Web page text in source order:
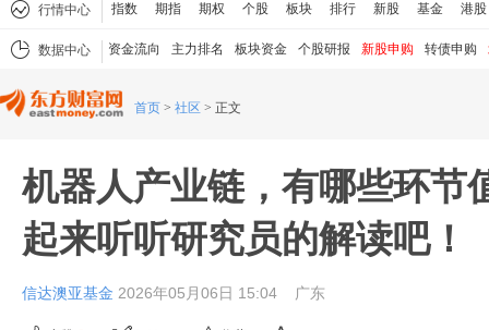
行情中心 指数 期指 期权 个股 板块 排行 新股 基金 港股
数据中心 资金流向 主力排名 板块资金 个股研报 新股申购 转债申购
首页 > 社区 > 正文
机器人产业链，有哪些环节
起来听听研究员的解读吧！
信达澳亚基金 2026年05月06日 15:04 广东